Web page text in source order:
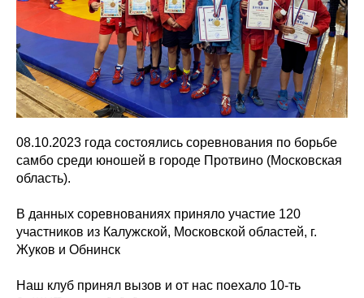
08.10.2023 года состоялись соревнования по борьбе
самбо среди юношей в городе Протвино (Московская
область).
В данных соревнованиях приняло участие 120
участников из Калужской, Московской областей, г.
Жуков и Обнинск
Наш клуб принял вызов и от нас поехало 10-ть